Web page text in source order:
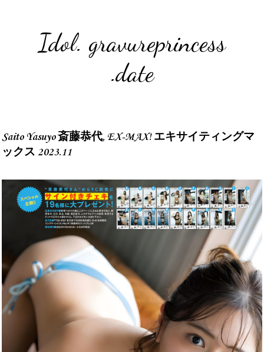
Idol. gravureprincess
.date
Saito Yasuyo 斎藤恭代, EX-MAX! エキサイティングマ
ックス 2023.11